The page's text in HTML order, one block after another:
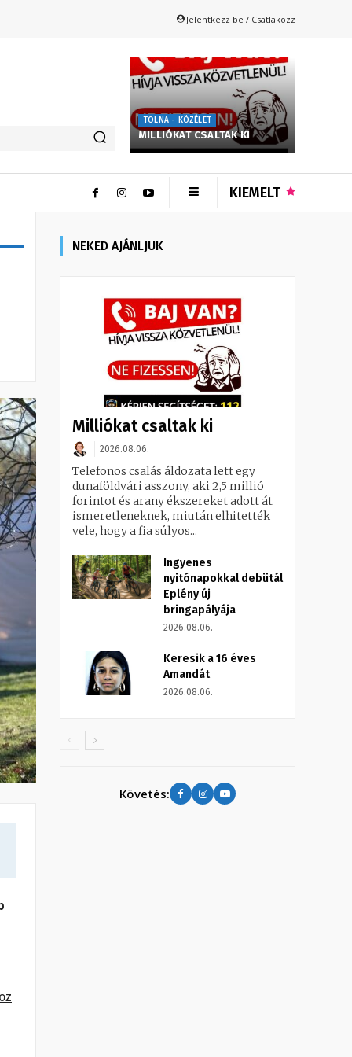
Jelentkezz be / Csatlakozz
TOLNA - KÖZÉLET
MILLIÓKAT CSALTAK KI
KIEMELT
NEKED AJÁNLJUK
Milliókat csaltak ki
2026.08.06.
Telefonos csalás áldozata lett egy
dunaföldvári asszony, aki 2,5 millió
forintot és arany ékszereket adott át
ismeretleneknek, miután elhitették
vele, hogy a fia súlyos...
Ingyenes
nyitónapokkal debütál
Eplény új
bringapályája
2026.08.06.
Keresik a 16 éves
Amandát
2026.08.06.
Követés: